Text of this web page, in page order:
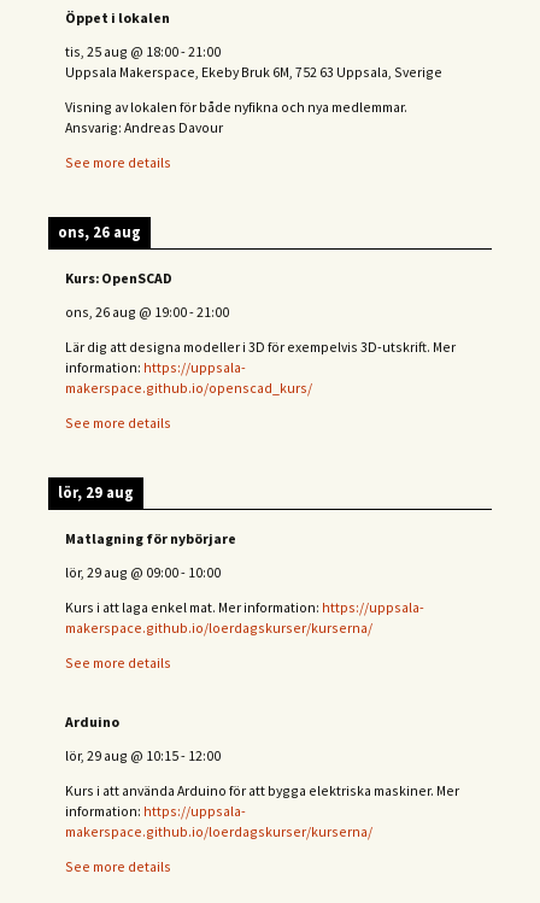
Öppet i lokalen
tis, 25 aug @ 18:00-21:00
Uppsala Makerspace, Ekeby Bruk 6M, 752 63 Uppsala, Sverige
Visning av lokalen för både nyfikna och nya medlemmar.
Ansvarig: Andreas Davour
See more details
ons, 26 aug
Kurs: OpenSCAD
ons, 26 aug @ 19:00-21:00
Lär dig att designa modeller i 3D för exempelvis 3D-utskrift. Mer
information: https://uppsala-
makerspace.github.io/openscad_kurs/
See more details
lör, 29 aug
Matlagning för nybörjare
lör, 29 aug @ 09:00- 10:00
Kurs i att laga enkel mat. Mer information: https://uppsala-
makerspace.github.io/loerdagskurser/kurserna/
See more details
Arduino
lör, 29 aug @ 10:15- 12:00
Kurs i att använda Arduino för att bygga elektriska maskiner. Mer
information: https://uppsala-
makerspace.github.io/loerdagskurser/kurserna/
See more details